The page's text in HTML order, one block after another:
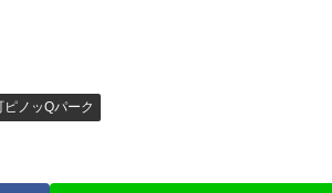
ノッQパーク